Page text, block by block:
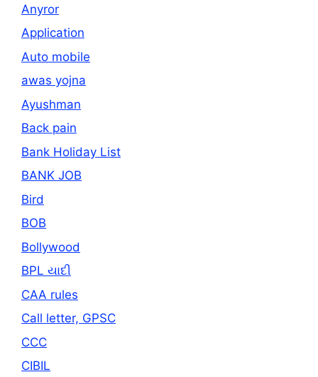
Anyror
Application
Auto mobile
awas yojna
Ayushman
Back pain
Bank Holiday List
BANK JOB
Bird
BOB
Bollywood
BPL યાદી
CAA rules
Call letter, GPSC
CCC
CIBIL